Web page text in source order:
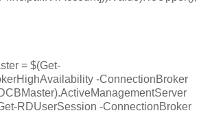
= $(Get-
-ConnectionBroker
RDUserSession -ConnectionBroker